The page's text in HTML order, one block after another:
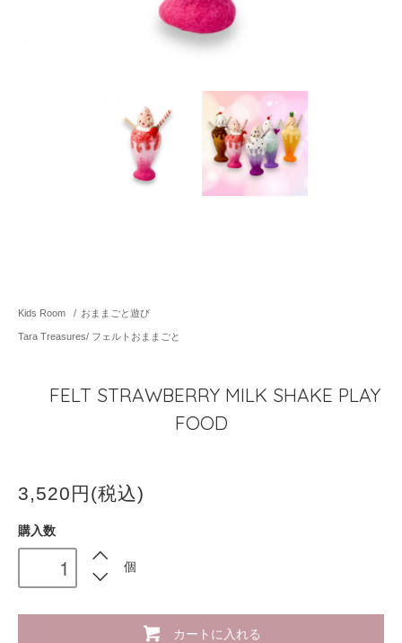
Kids Room / おままごと遊び
Tara Treasures/ フェルトおままごと
FELT STRAWBERRY MILK SHAKE PLAY
FOOD
3,520円(税込)
購入数
個
カートに入れる